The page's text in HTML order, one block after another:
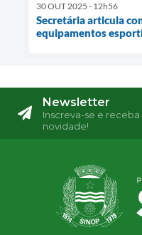
30 OUT 2025 - 12h56
Secretária articula
equipamentos
Newsletter
Inscreva-se e receba
novidade!